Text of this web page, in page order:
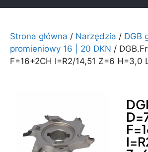
Strona główna / Narzędzia / DGB
promieniowy 16 | 20 DKN /
F=16+2CH I=R2/14,51 Z=6 H=3,0